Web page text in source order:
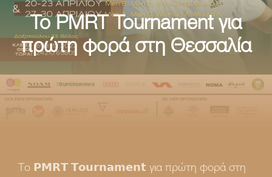
To PMRT Tournament για
πρώτη φορά στη Θεσσαλία
Το 𝗣𝗠𝗥𝗧 𝗧𝗼𝘂𝗿𝗻𝗮𝗺𝗲𝗻𝘁 για πρώτη φορά στη